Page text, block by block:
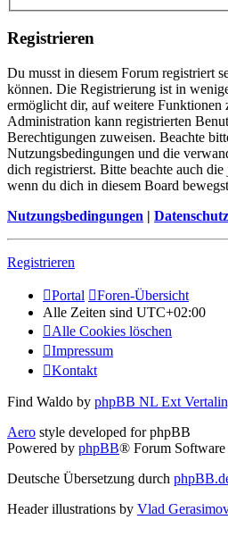
Registrieren
Du musst in diesem Forum registriert
können. Die Registrierung ist in
ermöglicht dir, auf weitere
Administration kann registrierten
Berechtigungen zuweisen. Beachte
Nutzungsbedingungen und die
dich registrierst. Bitte beachte auch
wenn du dich in diesem Board
Nutzungsbedingungen |
Registrieren
Portal
Foren-Übersicht
Alle Zeiten sind UTC+02:00
Alle Cookies löschen
Impressum
Kontakt
Find Waldo by phpBB NL Ext
Aero style developed for phpBB
Powered by phpBB® Forum
Deutsche Übersetzung durch
Header illustrations by Vlad